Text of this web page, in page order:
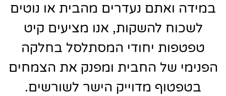
במידה ואתם נעדרים מהבית או נוטים
לשכוח להשקות, אנו מציעים קיט
טפטפות יחודי המסתלסל בחלקה
הפנימי של החבית ומפנק את הצמחים
בטפטוף מדוייק הישר לשורשים.